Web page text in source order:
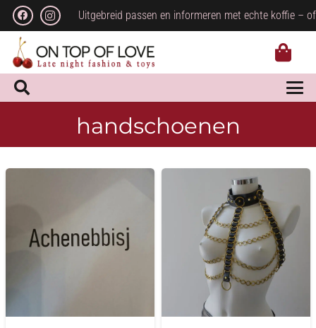
Uitgebreid passen en informeren met echte koffie –
handschoenen